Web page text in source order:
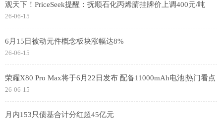
观天下！PriceSeek提醒：抚顺石化丙烯腈挂牌价上调400元/吨
26-06-15
6月15日被动元件概念板块涨幅达8%
26-06-15
荣耀X80 Pro Max将于6月22日发布 配备11000mAh电池|热门看点
26-06-15
月内153只债基合计分红超45亿元